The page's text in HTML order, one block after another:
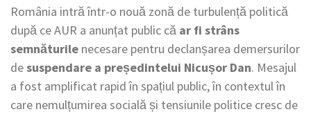
România intră într-o nouă zonă de turbulență politică
după ce AUR a anunțat public că ar fi strâns
semnăturile necesare pentru declanșarea demersurilor
desuspendare a președintelui Nicușor Dan. Mesajul
a fost amplificat rapid în spațiul public, în contextul în
care nemulțumirea socială și tensiunile politice cresc de